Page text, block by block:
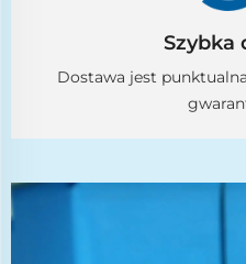
Szybka
Dostawa jest